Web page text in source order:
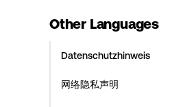
Other Languages
Datenschutzhinweis
网络隐私声明